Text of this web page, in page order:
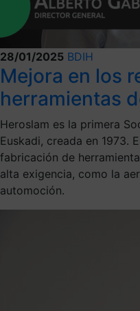
28/01/2025 BDIH
Mejora en los
herramientas
Heroslam es la primera
Euskadi, creada en 1973.
fabricación de
alta exigencia, como la
automoción.